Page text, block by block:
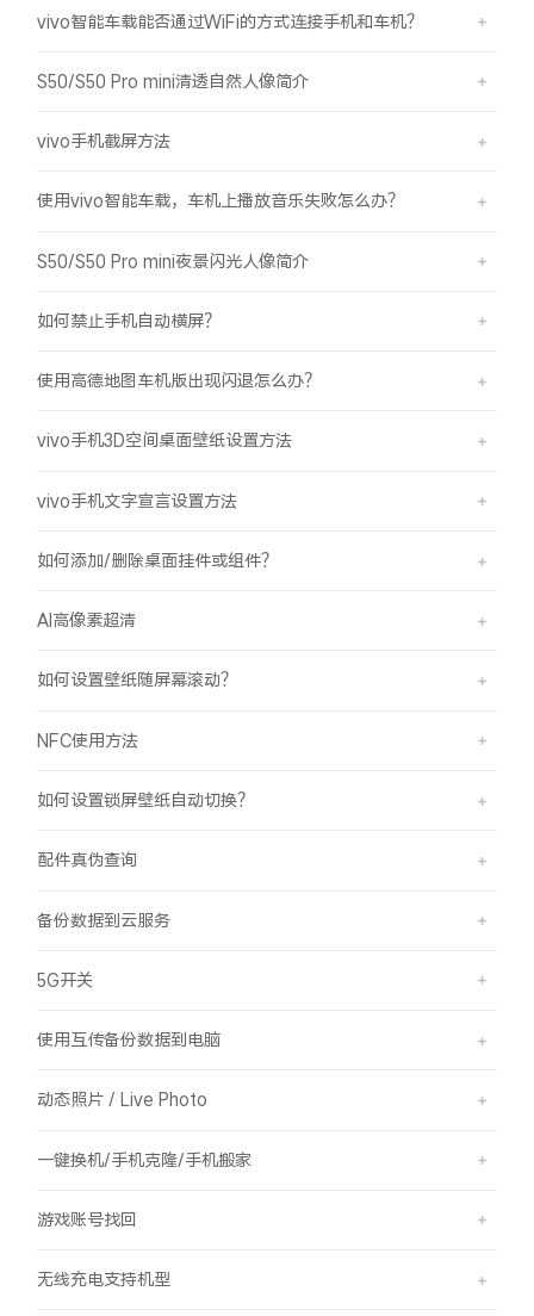
vivo智能车载能否通过WiFi的方式连接手机和车机？
S50/S50 Pro mini清透自然人像简介
vivo手机截屏方法
使用vivo智能车载，车机上播放音乐失败怎么办？
S50/S50 Pro mini夜景闪光人像简介
如何禁止手机自动横屏？
使用高德地图车机版出现闪退怎么办？
vivo手机3D空间桌面壁纸设置方法
vivo手机文字宣言设置方法
如何添加/删除桌面挂件或组件？
AI高像素超清
如何设置壁纸随屏幕滚动？
NFC使用方法
如何设置锁屏壁纸自动切换？
配件真伪查询
备份数据到云服务
5G开关
使用互传备份数据到电脑
动态照片 / Live Photo
一键换机/手机克隆/手机搬家
游戏账号找回
无线充电支持机型